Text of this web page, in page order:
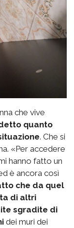
che vive
quanto
. Che si
«Per accedere
hanno fatto un
è ancora così
che da quel
di altri
sgradite di
dei muri dei